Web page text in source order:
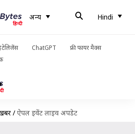
अन्य Hindi
ChatGPT
फ्री फायर मैक्स
/ ऐपल इवेंट लाइव अपडेट